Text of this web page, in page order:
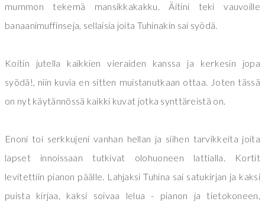
mummon tekemä mansikkakakku. Äitini teki vauvoille
banaanimuffinseja, sellaisia joita Tuhinakin sai syödä.
Koitin jutella kaikkien vieraiden kanssa ja kerkesin jopa
syödä!, niin kuvia en sitten muistanutkaan ottaa. Joten tässä
on nyt käytännössä kaikki kuvat jotka synttäreistä on.
Enoni toi serkkujeni vanhan hellan ja siihen tarvikkeita joita
lapset innoissaan tutkivat olohuoneen lattialla. Kortit
levitettiin pianon päälle. Lahjaksi Tuhina sai satukirjan ja kaksi
puista kirjaa, kaksi soivaa lelua - pianon ja tietokoneen,